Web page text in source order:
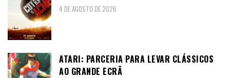
4 DE AGOSTO DE 2026
ATARI: PARCERIA PARA LEVAR CLÁSSICOS
AO GRANDE ECRÃ